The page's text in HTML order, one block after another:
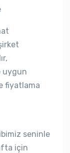
uygun
fiyatlama
seninle
için